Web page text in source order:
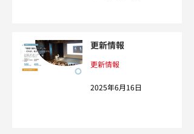
更新情報
更新情報
2025年6月16日